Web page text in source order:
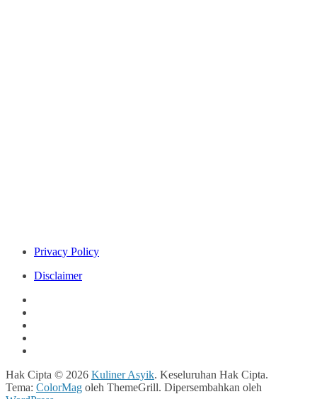
Privacy Policy
Disclaimer
Hak Cipta © 2026 Kuliner Asyik. Keseluruhan Hak Cipta.
Tema: ColorMag oleh ThemeGrill. Dipersembahkan oleh